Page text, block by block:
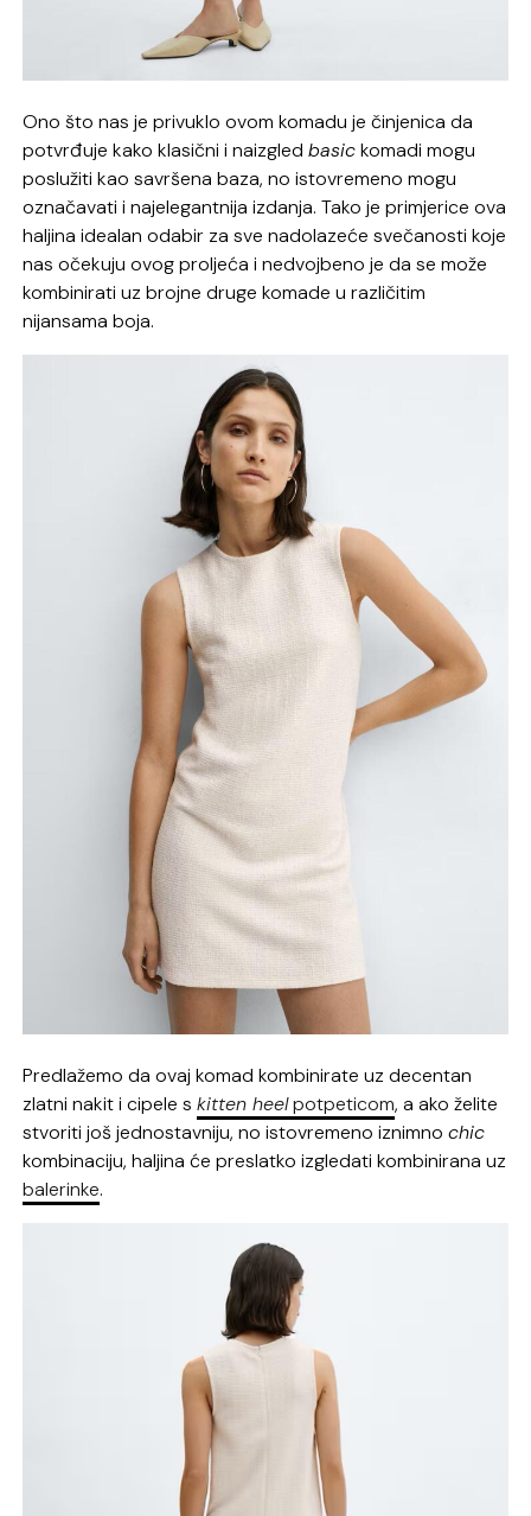
Ono što nas je privuklo ovom komadu je činjenica da
potvrđuje kako klasični i naizgledbasickomadi mogu
poslužiti kao savršena baza, no istovremeno mogu
označavati i najelegantnija izdanja. Tako je primjerice ova
haljina idealan odabir za sve nadolazeće svečanosti koje
nas očekuju ovog proljeća i nedvojbeno je da se može
kombinirati uz brojne druge komade u različitim
nijansama boja.
Predlažemo da ovaj komad kombinirate uz decentan
zlatni nakit i cipele skitten heelpotpeticom, a ako želite
stvoriti još jednostavniju, no istovremeno iznimnochic
kombinaciju, haljina će preslatko izgledati kombinirana uz
balerinke.